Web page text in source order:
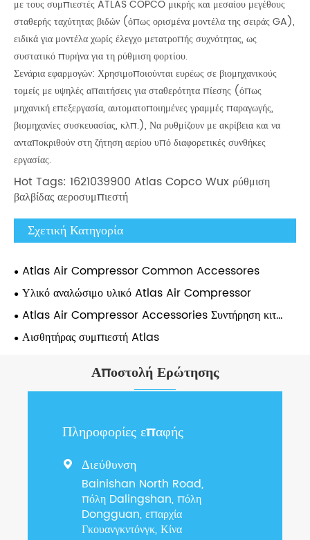
με τους συμπιεστές ATLAS COPCO μικρής και μεσαίου μεγέθους
σταθερής ταχύτητας βιδών (όπως ορισμένα μοντέλα της σειράς GA),
ειδικά για μοντέλα χωρίς έλεγχο μετατροπής συχνότητας, ως
συστατικό πυρήνα για τη ρύθμιση φορτίου.
Σενάρια εφαρμογών: Χρησιμοποιούνται ευρέως σε βιομηχανικούς
τομείς με υψηλές απαιτήσεις για σταθερότητα πίεσης (όπως
μηχανική επεξεργασία, αυτοματοποιημένες γραμμές παραγωγής,
βιομηχανίες συσκευασίας, κλπ.), Να ρυθμίζουν με ακρίβεια και να
ανταποκριθούν στη ζήτηση αερίου υπό διαφορετικές συνθήκες
εργασίας.
Hot Tags: 1621039900 Atlas Copco Wux ρύθμιση
βαλβίδας αεροσυμπιεστή
Σχετική Κατηγορία
Atlas Air Compressor Common Accessores
Υλικό αναλώσιμο υλικό Atlas Air Compressor
Atlas Air Compressor Accessories Συντήρηση κιτ
συντήρησης
Αισθητήρας συμπιεστή Atlas
Αποστολή Ερώτησης
Πληροφορίες επαφής
 Διεύθυνση
Bainishan North Road,
πόλη Dalingshan, πόλη
Dongguan, επαρχία
Γκουανγκντόνγκ, Κίνα